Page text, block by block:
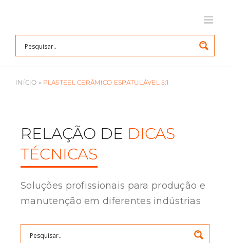
conteúdo
INÍCIO » PLASTEEL CERÂMICO ESPATULÁVEL 5:1
RELAÇÃO DE DICAS
TÉCNICAS
Soluções profissionais para produção e
manutenção em diferentes indústrias